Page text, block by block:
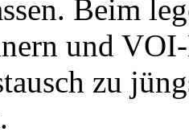
Beim
und
zu